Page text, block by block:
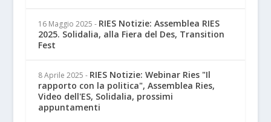
16 Maggio 2025 - RIES Notizie: Assemblea RIES
2025. Solidalia, alla Fiera del Des, Transition
Fest
8 Aprile 2025 - RIES Notizie: Webinar Ries "Il
rapporto con la politica", Assemblea Ries,
Video dell'ES, Solidalia, prossimi
appuntamenti